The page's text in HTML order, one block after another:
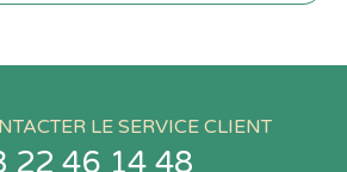
LE SERVICE CLIENT
22 46 14 48